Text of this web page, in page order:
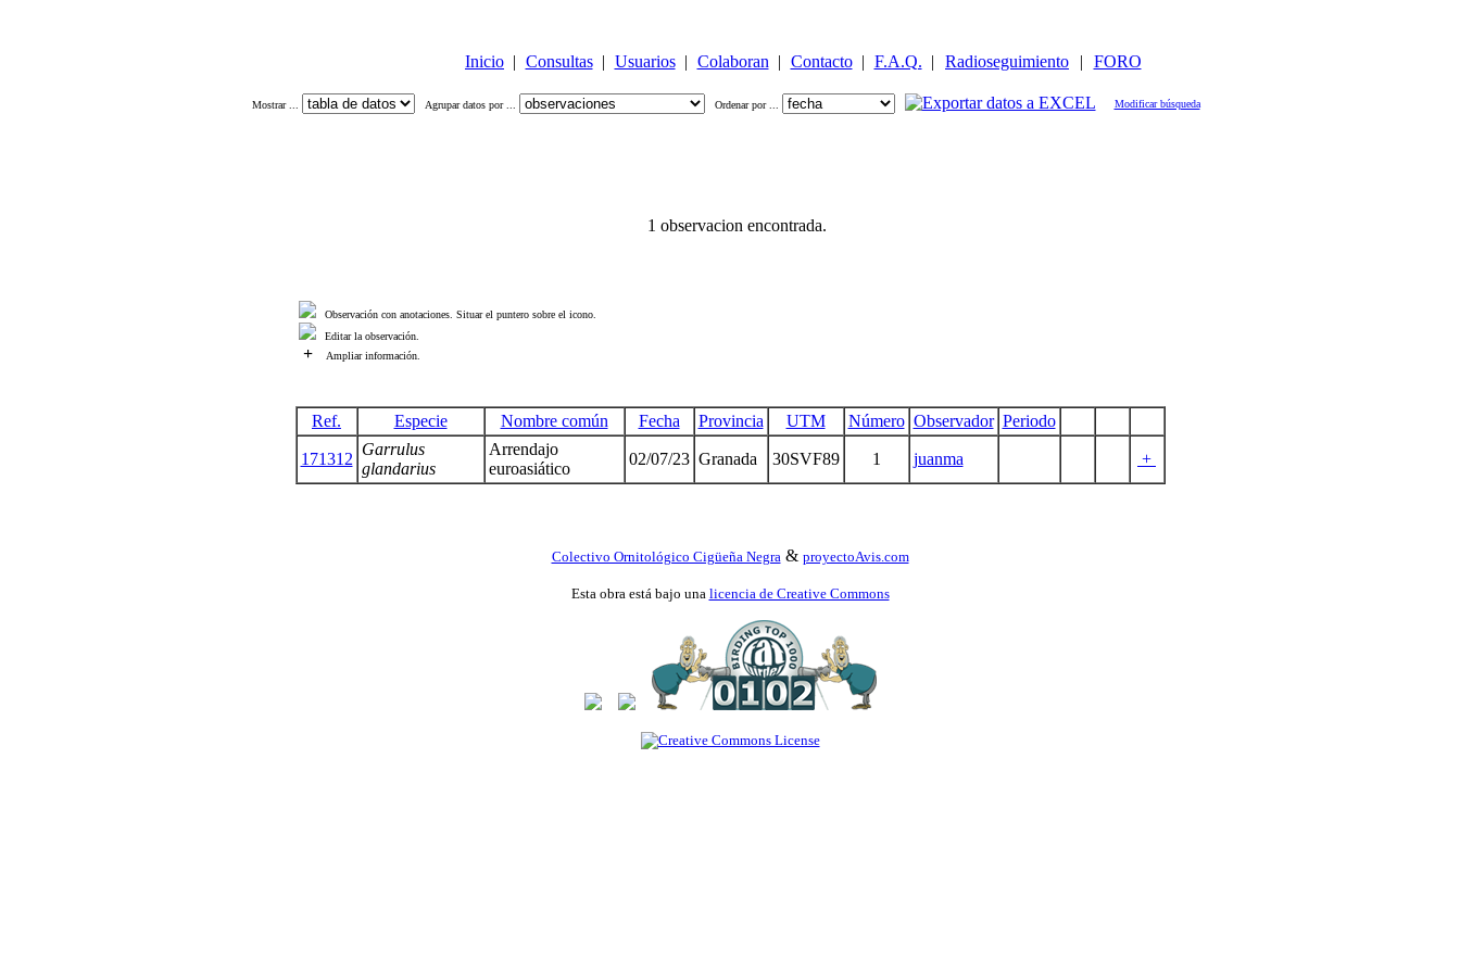
Inicio | Consultas | Usuarios | Colaboran | Contacto | F.A.Q. | Radioseguimiento | FORO
Mostrar ... Agrupar datos por ... Ordenar por ... Modificar búsqueda
1 observacion encontrada.
Observación con anotaciones. Situar el puntero sobre el icono.
Editar la observación.
+ Ampliar información.
Ref. Especie Nombre común Fecha Provincia UTM Número Observador Periodo
171312
Garrulus
glandarius
Arrendajo
euroasiático
02/07/23 Granada 30SVF89 1 juanma +
Colectivo Ornitológico Cigüeña Negra & proyectoAvis.com
Esta obra está bajo una licencia de Creative Commons